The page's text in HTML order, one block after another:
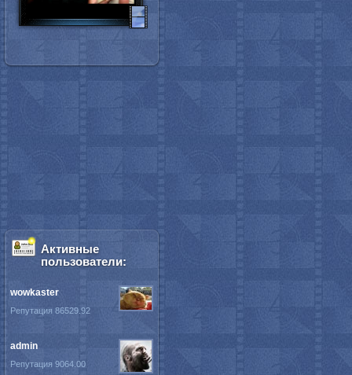
Активные
пользователи:
wowkaster
Репутация 86529.92
admin
Репутация 9064.00